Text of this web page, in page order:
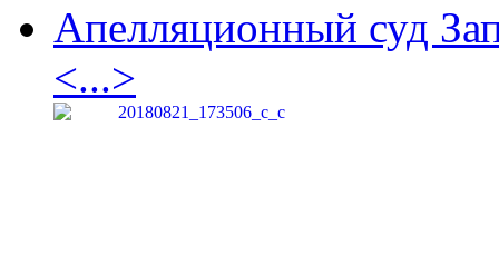
Апелляционный суд
<...>